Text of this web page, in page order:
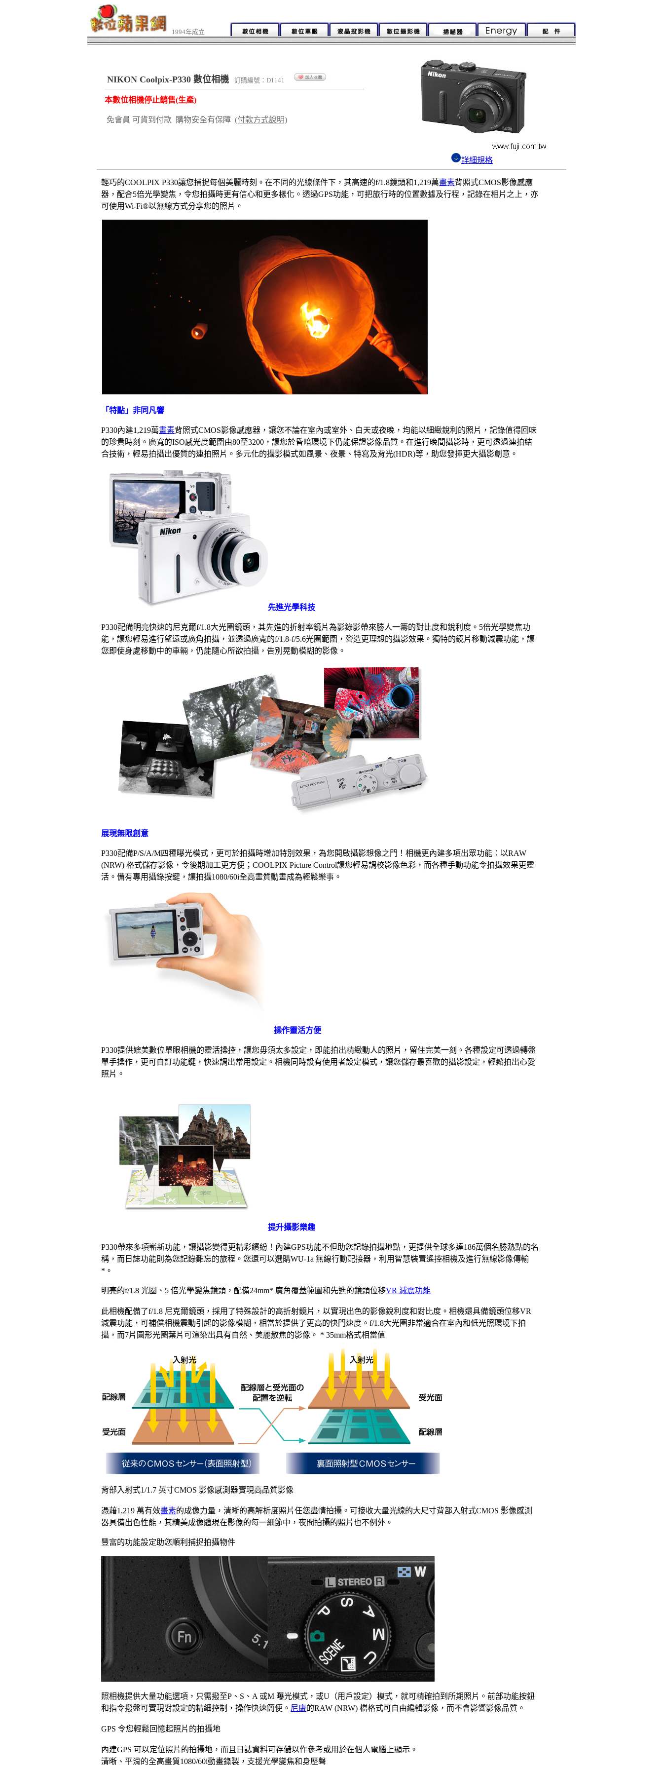
1994年成立
NIKON Coolpix-P330 數位相機 訂購編號：D1141
詳細規格
本數位相機停止銷售(生產)
免會員 可貨到付款 購物安全有保障 (付款方式說明)
輕巧的COOLPIX P330讓您捕捉每個美麗時刻。在不同的光線條件下，其高速的f/1.8鏡頭和1,219萬畫素背照式CMOS影像感應
器，配合5倍光學變焦，令您拍攝時更有信心和更多樣化。透過GPS功能，可把旅行時的位置數據及行程，記錄在相片之上，亦
可使用Wi-Fi®以無線方式分享您的照片。
「特點」非同凡響
P330內建1,219萬畫素背照式CMOS影像感應器，讓您不論在室內或室外、白天或夜晚，均能以細緻銳利的照片，記錄值得回味
的珍貴時刻。廣寬的ISO感光度範圍由80至3200，讓您於昏暗環境下仍能保證影像品質。在進行晚間攝影時，更可透過連拍結
合技術，輕易拍攝出優質的連拍照片。多元化的攝影模式如風景、夜景、特寫及背光(HDR)等，助您發揮更大攝影創意。
先進光學科技
P330配備明亮快速的尼克爾f/1.8大光圈鏡頭，其先進的折射率鏡片為影錄影帶來勝人一籌的對比度和銳利度。5倍光學變焦功
能，讓您輕易進行望遠或廣角拍攝，並透過廣寬的f/1.8-f/5.6光圈範圍，營造更理想的攝影效果。獨特的鏡片移動減震功能，讓
您即使身處移動中的車輛，仍能隨心所欲拍攝，告別晃動模糊的影像。
展現無限創意
P330配備P/S/A/M四種曝光模式，更可於拍攝時增加特別效果，為您開啟攝影想像之門！相機更內建多項出眾功能：以RAW
(NRW) 格式儲存影像，令後期加工更方便；COOLPIX Picture Control讓您輕易調校影像色彩，而各種手動功能令拍攝效果更靈
活。備有專用攝錄按鍵，讓拍攝1080/60i全高畫質動畫成為輕鬆樂事。
操作靈活方便
P330提供媲美數位單眼相機的靈活操控，讓您毋須太多設定，即能拍出精緻動人的照片，留住完美一刻。各種設定可透過轉盤
單手操作，更可自訂功能鍵，快速調出常用設定。相機同時設有使用者設定模式，讓您儲存最喜歡的攝影設定，輕鬆拍出心愛
照片。
提升攝影樂趣
P330帶來多項嶄新功能，讓攝影變得更精彩繽紛！內建GPS功能不但助您記錄拍攝地點，更提供全球多達186萬個名勝熱點的名
稱，而日誌功能則為您記錄難忘的旅程。您還可以選購WU-1a 無線行動配接器，利用智慧裝置遙控相機及進行無線影像傳輸
*。
明亮的f/1.8 光圈、5 倍光學變焦鏡頭，配備24mm* 廣角覆蓋範圍和先進的鏡頭位移VR 減震功能
此相機配備了f/1.8 尼克爾鏡頭，採用了特殊設計的高折射鏡片，以實現出色的影像銳利度和對比度。相機還具備鏡頭位移VR
減震功能，可補償相機震動引起的影像模糊，相當於提供了更高的快門速度。f/1.8大光圈非常適合在室內和低光照環境下拍
攝，而7片圓形光圈葉片可渲染出具有自然、美麗散焦的影像。 * 35mm格式相當值
背部入射式1/1.7 英寸CMOS 影像感測器實現高品質影像
憑藉1,219 萬有效畫素的成像力量，清晰的高解析度照片任您盡情拍攝。可接收大量光線的大尺寸背部入射式CMOS 影像感測
器具備出色性能，其精美成像體現在影像的每一細節中，夜間拍攝的照片也不例外。
豐富的功能設定助您順利捕捉拍攝物件
照相機提供大量功能選項，只需撥至P、S、A 或M 曝光模式，或U（用戶設定）模式，就可精確拍到所期照片。前部功能按鈕
和指令撥盤可實現對設定的精細控制，操作快速簡便。 尼康的RAW (NRW) 檔格式可自由編輯影像，而不會影響影像品質。
GPS 令您輕鬆回憶起照片的拍攝地
內建GPS 可以定位照片的拍攝地，而且日誌資料可存儲以作參考或用於在個人電腦上顯示。
清晰、平滑的全高畫質1080/60i動畫錄製，支援光學變焦和身歷聲